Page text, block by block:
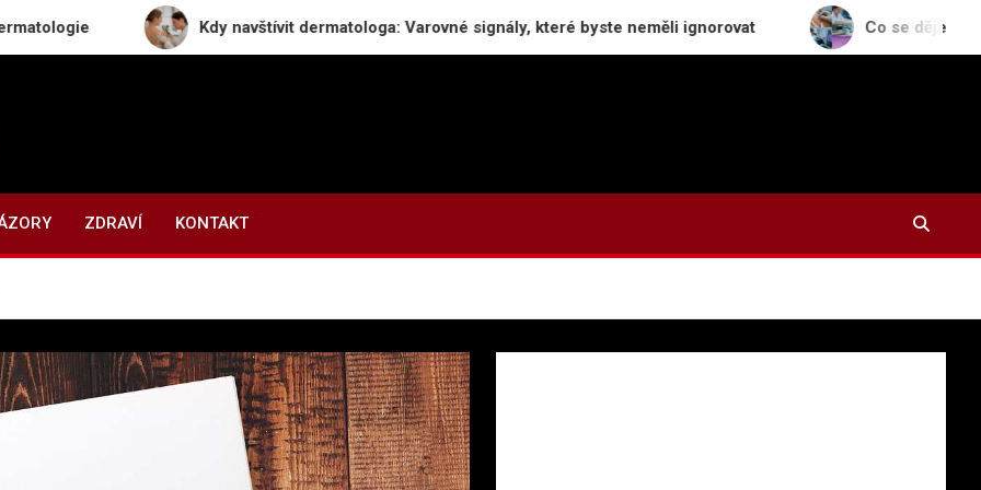
Kdy navštívit dermatologa: Varovné signály, které byste neměli ignorovat Co se děje s
ZDRAVÍ KONTAKT